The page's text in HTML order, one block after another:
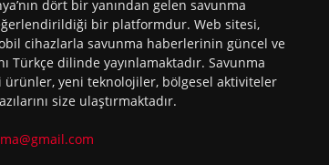
dört bir yanından gelen savunma
bir platformdur. Web sitesi,
cihazlarla savunma haberlerinin güncel ve
Türkçe dilinde yayınlamaktadır. Savunma
ürünler, yeni teknolojiler, bölgesel aktiviteler
size ulaştırmaktadır.